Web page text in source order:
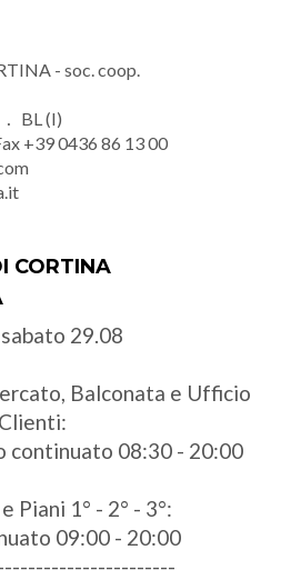
- soc. coop.
BL (I)
+39 0436 86 13 00
CORTINA
29.08
Balconata e Ufficio
Clienti:
continuato 08:30 - 20:00
Piani 1° - 2° - 3°:
09:00 - 20:00